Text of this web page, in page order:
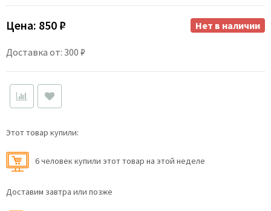
Цена: 850 ₽
Доставка от: 300 ₽
Нет в наличии
Этот товар купили:
6 человек купили этот товар на этой неделе
Доставим завтра или позже